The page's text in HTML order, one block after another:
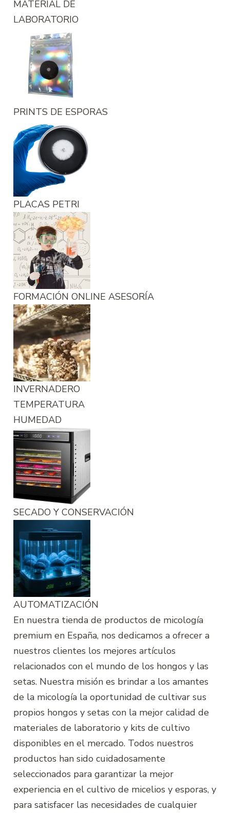
MATERIAL DE
LABORATORIO
PRINTS DE ESPORAS
PLACAS PETRI
FORMACIÓN ONLINE ASESORÍA
INVERNADERO
TEMPERATURA
HUMEDAD
SECADO Y CONSERVACIÓN
AUTOMATIZACIÓN
En nuestra tienda de productos de micología
premium en España, nos dedicamos a ofrecer a
nuestros clientes los mejores artículos
relacionados con el mundo de los hongos y las
setas. Nuestra misión es brindar a los amantes
de la micología la oportunidad de cultivar sus
propios hongos y setas con la mejor calidad de
materiales de laboratorio y kits de cultivo
disponibles en el mercado. Todos nuestros
productos han sido cuidadosamente
seleccionados para garantizar la mejor
experiencia en el cultivo de micelios y esporas, y
para satisfacer las necesidades de cualquier